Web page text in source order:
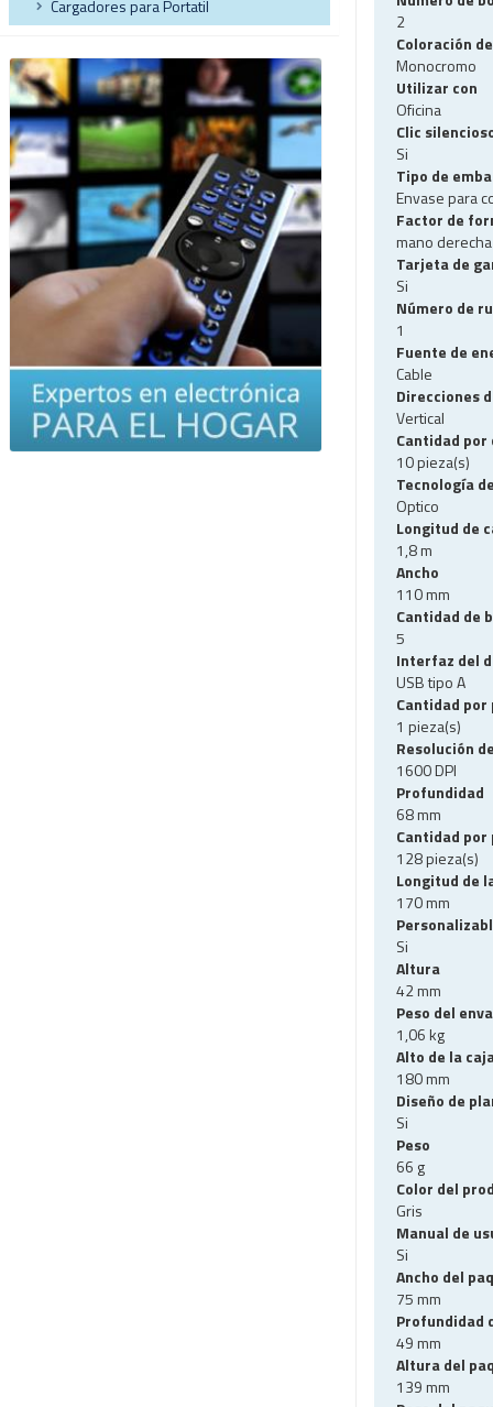
Cargadores para Portatil
2
Coloración
Monocromo
Utilizar con
Oficina
Clic
Si
Tipo de
Envase para
Factor de
mano derecha
Tarjeta de
Si
Número de
1
Fuente de
Cable
Direcciones
Vertical
Cantidad por
10 pieza(s)
Tecnología
Optico
Longitud de
1,8 m
Ancho
110 mm
Cantidad de
5
Interfaz del
USB tipo A
Cantidad
1 pieza(s)
Resolución
1600 DPI
Profundidad
68 mm
Cantidad por
128 pieza(s)
Longitud de
170 mm
Si
Altura
42 mm
Peso del
1,06 kg
Alto de la
180 mm
Diseño de
Si
Peso
66 g
Color del
Gris
Manual de
Si
Ancho del
75 mm
Profundidad
49 mm
Altura del
139 mm